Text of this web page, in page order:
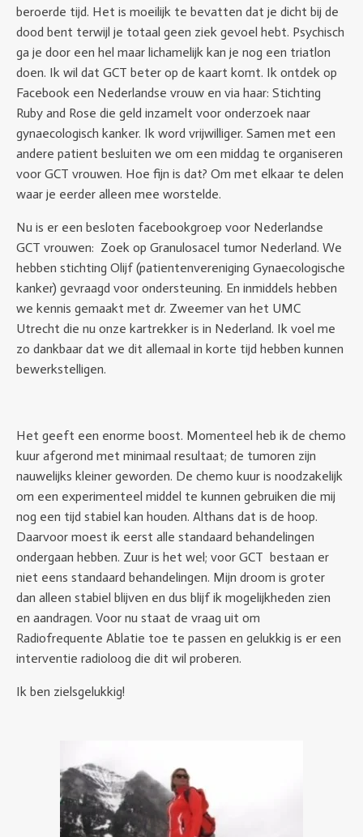
beroerde tijd. Het is moeilijk te bevatten dat je dicht bij de
dood bent terwijl je totaal geen ziek gevoel hebt. Psychisch
ga je door een hel maar lichamelijk kan je nog een triatlon
doen. Ik wil dat GCT beter op de kaart komt. Ik ontdek op
Facebook een Nederlandse vrouw en via haar: Stichting
Ruby and Rose die geld inzamelt voor onderzoek naar
gynaecologisch kanker. Ik word vrijwilliger. Samen met een
andere patient besluiten we om een middag te organiseren
voor GCT vrouwen. Hoe fijn is dat? Om met elkaar te delen
waar je eerder alleen mee worstelde.
Nu is er een besloten facebookgroep voor Nederlandse
GCT vrouwen: Zoek op Granulosacel tumor Nederland. We
hebben stichting Olijf (patientenvereniging Gynaecologische
kanker) gevraagd voor ondersteuning. En inmiddels hebben
we kennis gemaakt met dr. Zweemer van het UMC
Utrecht die nu onze kartrekker is in Nederland. Ik voel me
zo dankbaar dat we dit allemaal in korte tijd hebben kunnen
bewerkstelligen.
Het geeft een enorme boost. Momenteel heb ik de chemo
kuur afgerond met minimaal resultaat; de tumoren zijn
nauwelijks kleiner geworden. De chemo kuur is noodzakelijk
om een experimenteel middel te kunnen gebruiken die mij
nog een tijd stabiel kan houden. Althans dat is de hoop.
Daarvoor moest ik eerst alle standaard behandelingen
ondergaan hebben. Zuur is het wel; voor GCT bestaan er
niet eens standaard behandelingen. Mijn droom is groter
dan alleen stabiel blijven en dus blijf ik mogelijkheden zien
en aandragen. Voor nu staat de vraag uit om
Radiofrequente Ablatie toe te passen en gelukkig is er een
interventie radioloog die dit wil proberen.
Ik ben zielsgelukkig!